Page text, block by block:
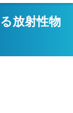
放射性物